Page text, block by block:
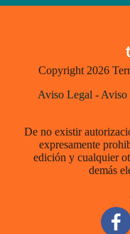
Copyright 2026
Aviso Legal - Aviso
De no existir
expresamente
edición y cualquier
demás